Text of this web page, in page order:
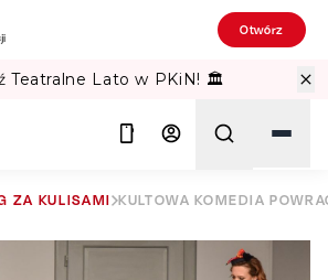
Otwórz
Teatralne Lato w PKiN! 🏛️
Szukaj
ZA KULISAMI KULTOWA KOMEDIA